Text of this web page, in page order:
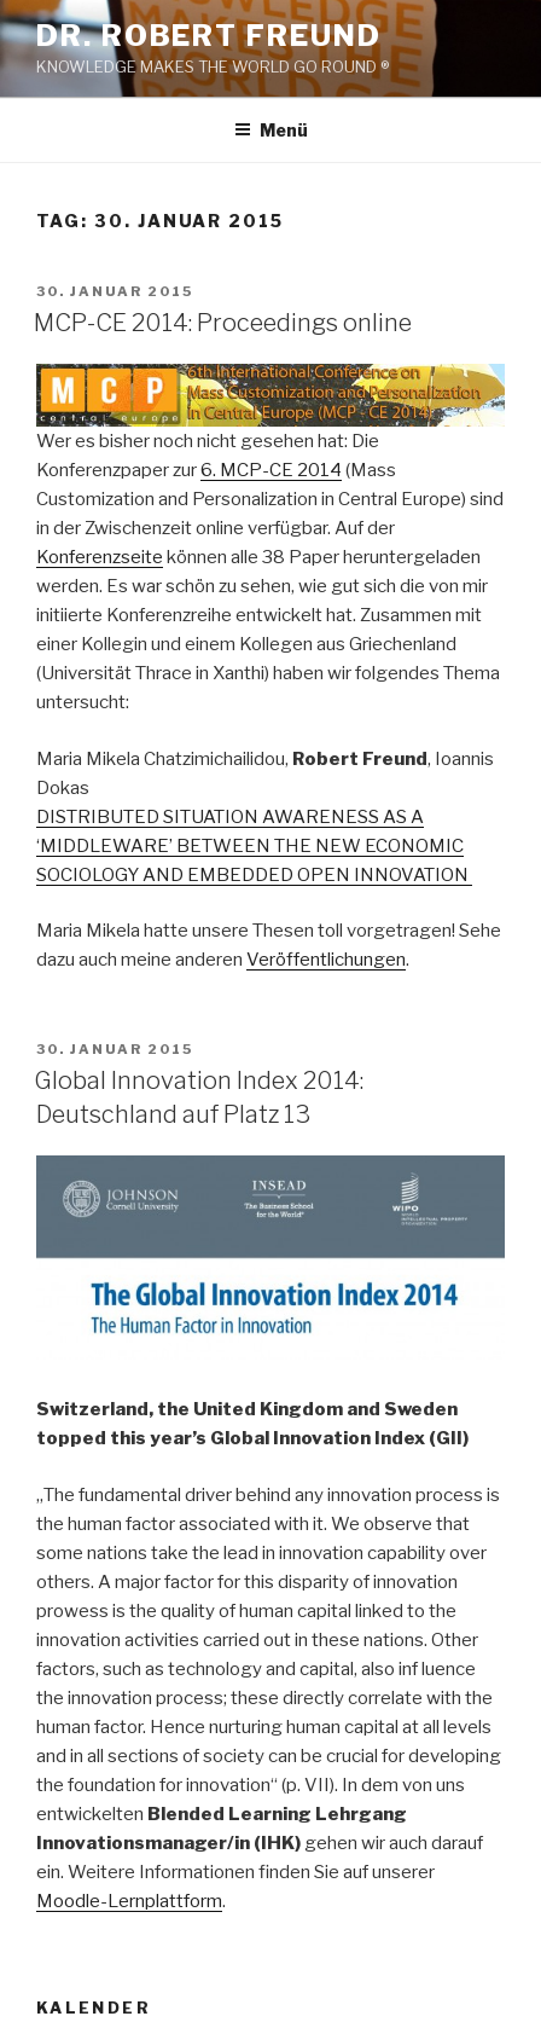
Zum
Inhalt
springen
DR. ROBERT FREUND
KNOWLEDGE MAKES THE WORLD GO ROUND ®
Menü
TAG: 30. JANUAR 2015
VERÖFFENTLICHT
AM
30. JANUAR 2015
MCP-CE 2014: Proceedings online
Wer es bisher noch nicht gesehen hat: Die
Konferenzpaper zur6. MCP-CE 2014 (Mass
Customization and Personalization in Central Europe) sind
in der Zwischenzeit online verfügbar. Auf der
Konferenzseite können alle 38 Paper heruntergeladen
werden. Es war schön zu sehen, wie gut sich die von mir
initiierte Konferenzreihe entwickelt hat. Zusammen mit
einer Kollegin und einem Kollegen aus Griechenland
(Universität Thrace in Xanthi) haben wir folgendes Thema
untersucht:
Maria Mikela Chatzimichailidou, Robert Freund, Ioannis
Dokas
DISTRIBUTED SITUATION AWARENESS AS A
‘MIDDLEWARE’ BETWEEN THE NEW ECONOMIC
SOCIOLOGY AND EMBEDDED OPEN INNOVATION
Maria Mikela hatte unsere Thesen toll vorgetragen! Sehe
dazu auch meine anderen Veröffentlichungen.
VERÖFFENTLICHT
AM
30. JANUAR 2015
Global Innovation Index 2014:
Deutschland auf Platz 13
Switzerland, the United Kingdom and Sweden
topped this year’s Global Innovation Index (GII)
„The fundamental driver behind any innovation process is
the human factor associated with it. We observe that
some nations take the lead in innovation capability over
others. A major factor for this disparity of innovation
prowess is the quality of human capital linked to the
innovation activities carried out in these nations. Other
factors, such as technology and capital, also inf luence
the innovation process; these directly correlate with the
human factor. Hence nurturing human capital at all levels
and in all sections of society can be crucial for developing
the foundation for innovation“ (p. VII). In dem von uns
entwickelten Blended Learning Lehrgang
Innovationsmanager/in (IHK) gehen wir auch darauf
ein. Weitere Informationen finden Sie auf unserer
Moodle-Lernplattform.
KALENDER